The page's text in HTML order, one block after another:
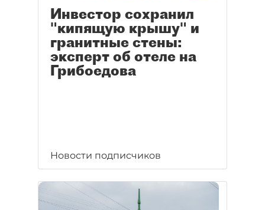
Инвестор сохранил
"кипящую крышу" и
гранитные стены:
эксперт об отеле на
Грибоедова
Новости подписчиков